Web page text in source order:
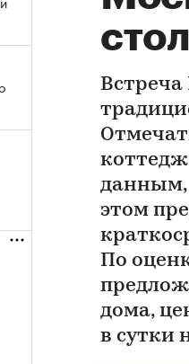
Встреча
данным,
этом
По
дома,
в сутки